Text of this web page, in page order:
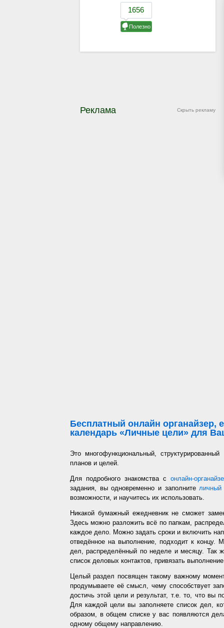
Скрыть рекламу
Реклама
Бесплатный онлайн органайзер,
календарь «Личные цели» для
Это многофункциональный,
планов и целей.
Для подробного знакомства с онлайн-
задания, вы одновременно и заполнителичный
возможности, и научитесь их использовать.
Никакой бумажный ежедневник не сможет
Здесь можно разложить всё по папкам,
каждое дело. Можно задать сроки и включить
отведённое на выполнение, подходит к концу.
дел, распределённый по неделе и месяцу. Так
список деловых контактов, привязать
Целый раздел посвящен такому важному
продумываете её смысл, чему способствует
достичь этой цели и результат, т.е. то, что вы
Для каждой цели вы заполняете список дел,
образом, в общем списке у вас появляются
одному общему направлению.